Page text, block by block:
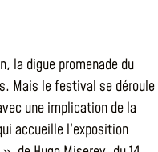
la digue promenade du
Mais le festival se déroule
une implication de la
accueille l’exposition